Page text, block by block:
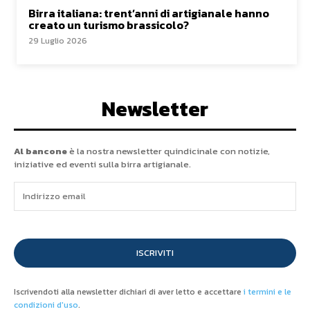
Birra italiana: trent’anni di artigianale hanno
creato un turismo brassicolo?
29 Luglio 2026
Newsletter
Al banconeè la nostra newsletter quindicinale con notizie,
iniziative ed eventi sulla birra artigianale.
ISCRIVITI
Iscrivendoti alla newsletter dichiari di aver letto e accettare i termini e le
condizioni d'uso.